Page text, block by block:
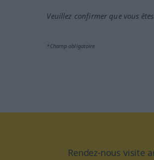
Veuillez confirmer que vous
*Champ obligatoire
Rendez-nous visite